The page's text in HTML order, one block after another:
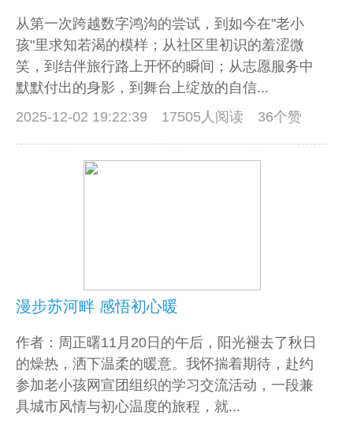
从第一次跨越数字鸿沟的尝试，到如今在"老小
孩"里求知若渴的模样；从社区里初识的羞涩微
笑，到结伴旅行路上开怀的瞬间；从志愿服务中
默默付出的身影，到舞台上绽放的自信...
2025-12-02 19:22:39
17505人阅读 36个赞
漫步苏河畔 感悟初心暖
作者：周正曙11月20日的午后，阳光褪去了秋日
的燥热，洒下温柔的暖意。我怀揣着期待，赴约
参加老小孩网宣团组织的学习交流活动，一段兼
具城市风情与初心温度的旅程，就...